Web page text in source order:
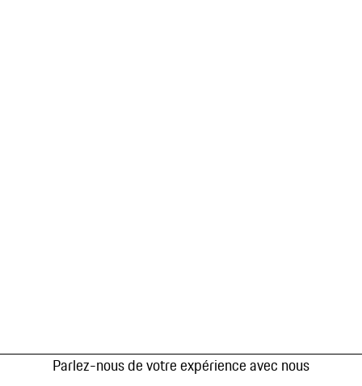
Parlez-nous de votre expérience avec nous